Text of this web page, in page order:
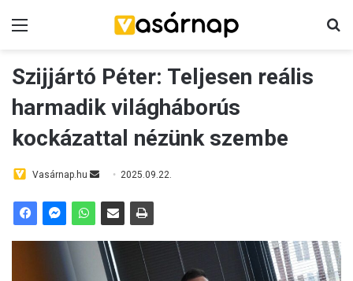
Szijjártó Péter: Teljesen reális
harmadik világháborús
kockázattal nézünk szembe
Vasárnap.hu
a
n
2025.09.22.